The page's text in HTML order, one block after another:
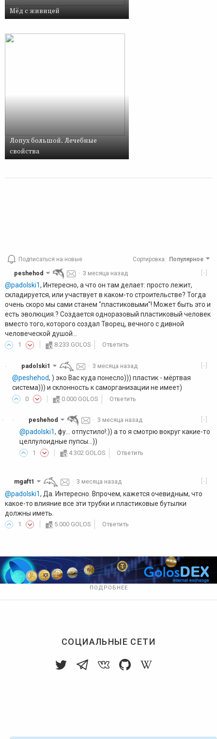
Мёд с живицей
Лопух большой. Лечебные
свойства
Подписаться на новые Сортировка: Популярное
[-]
peshehod ·3 месяца назад
@padolski1, Интересно, а что он там делает: просто лежит,
складируется, или участвует в каком-то строительстве? Тогда
очень скоро мы сами станем "пластиковыми"! Может быть это и
есть эволюция.? Создается одноразовый пластиковый человек
вместо того, которого создал Творец, вечного с дивной
человеческой душой...
1 8.233 GOLOS Ответить
· [-]
padolski1 ·3 месяца назад
@peshehod, ) эко Вас куда понесло))) пластик - мёртвая
система))) и склонность к саморганизации не имеет)
0 0.000 GOLOS Ответить
·
· [-]
peshehod ·3 месяца назад
@padolski1, фу... отпустило!:)) а то я смотрю вокруг какие-то
целлулоидные пупсы...))
1 4.302 GOLOS Ответить
[-]
mgaft1 ·3 месяца назад
@padolski1, Да. Интересно. Впрочем, кажется очевидным, что
какое-то влияние все эти трубки и пластиковые бутылки
должны иметь.
1 5.000 GOLOS Ответить
ПОДРОБНЕЕ
СОЦИАЛЬНЫЕ СЕТИ